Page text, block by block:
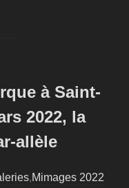
à Saint-
2022, la
allèle
,Mimages 2022